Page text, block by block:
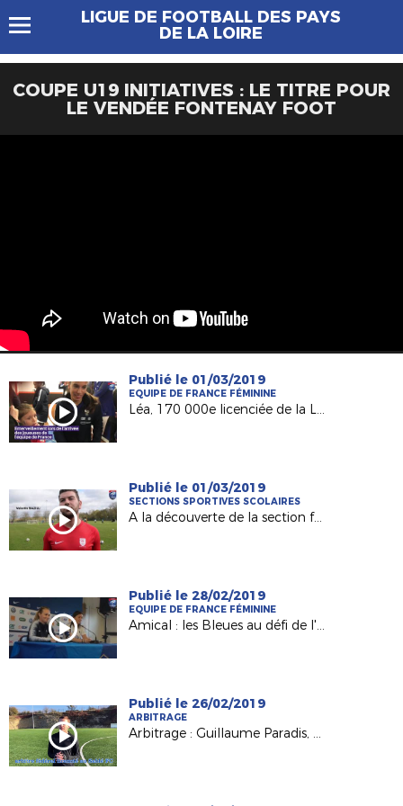
LIGUE DE FOOTBALL DES PAYS
DE LA LOIRE
COUPE U19 INITIATIVES : LE TITRE POUR
LE VENDÉE FONTENAY FOOT
Publié le 01/03/2019
EQUIPE DE FRANCE FÉMININE
Léa, 170 000e licenciée de la Ligue, au coup d'envoi de France-Allemagne !
Publié le 01/03/2019
SECTIONS SPORTIVES SCOLAIRES
A la découverte de la section féminine d'Ambroise Paré (Laval)
Publié le 28/02/2019
EQUIPE DE FRANCE FÉMININE
Amical : les Bleues au défi de l'Allemagne à Laval !
Publié le 26/02/2019
ARBITRAGE
Arbitrage : Guillaume Paradis, du FC Sablé à la Ligue 1